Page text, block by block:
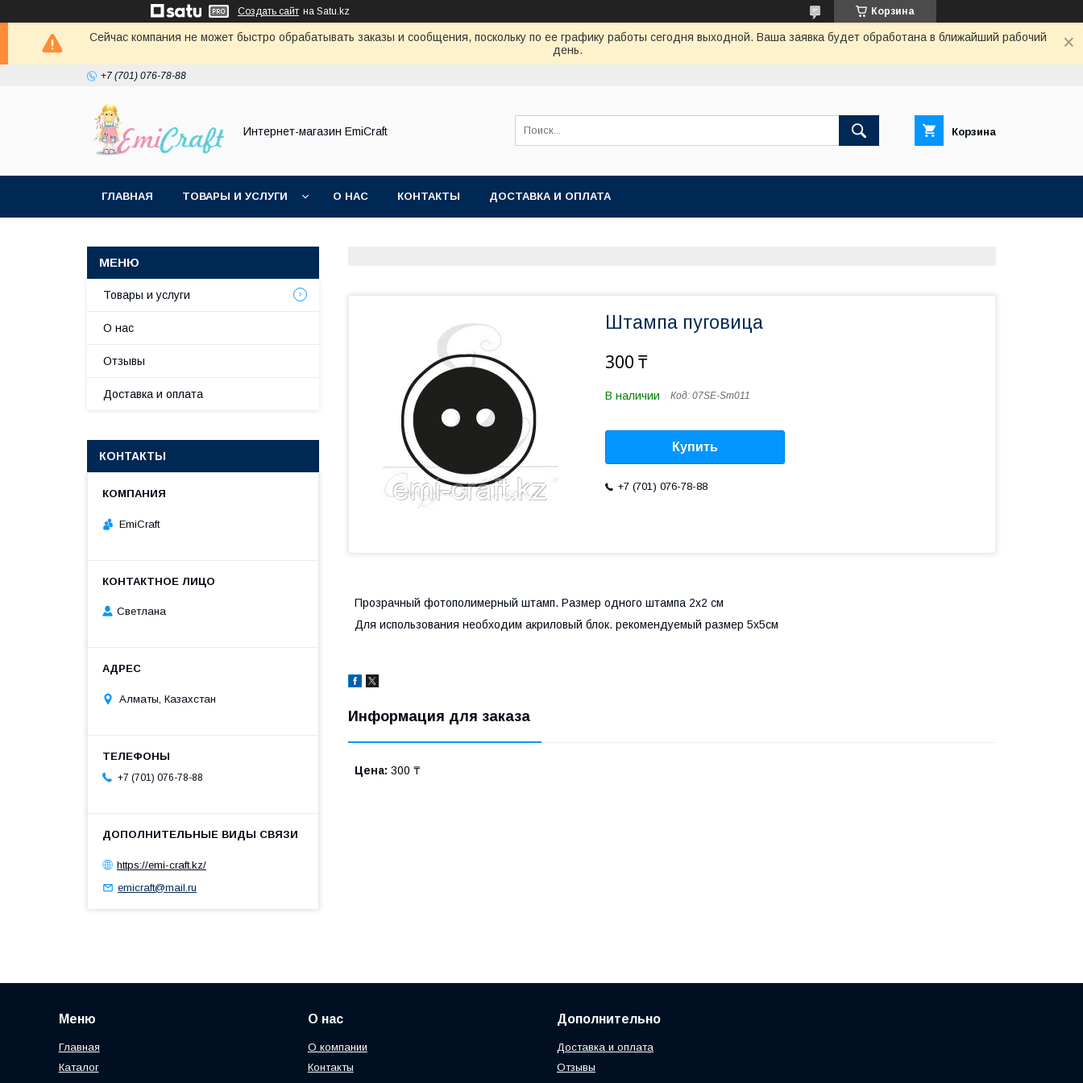
Создать сайт на Satu.kz Корзина
Сейчас компания не может быстро обрабатывать заказы и сообщения, поскольку по ее графику работы сегодня выходной. Ваша заявка будет обработана в ближайший рабочий
день.
+7 (701) 076-78-88
Интернет-магазин EmiCraft Корзина
ГЛАВНАЯ ТОВАРЫ И УСЛУГИ О НАС КОНТАКТЫ ДОСТАВКА И ОПЛАТА
Штампа пуговица
300 ₸
В наличии Код: 07SE-Sm011
Купить
+7 (701) 076-78-88
Прозрачный фотополимерный штамп. Размер одного штампа 2х2 см
Для использования необходим акриловый блок. рекомендуемый размер 5х5см
Информация для заказа
Цена: 300 ₸
Товары и услуги
О нас
Отзывы
Доставка и оплата
КОНТАКТЫ
EmiCraft
Светлана
Алматы, Казахстан
+7 (701) 076-78-88
https://emi-craft.kz/
emicraft@mail.ru
Меню
Главная
Каталог
О нас
О компании
Контакты
Дополнительно
Доставка и оплата
Отзывы